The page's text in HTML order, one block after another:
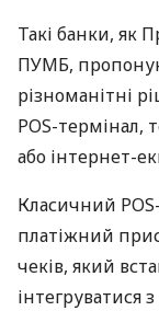
Такі банки, як
ПУМБ,
різноманітні
POS-термінал,
або інтернет-
Класичний
платіжний
чеків, який